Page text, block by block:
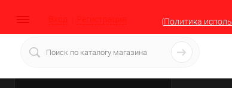
(Политика
Вход Регистрация